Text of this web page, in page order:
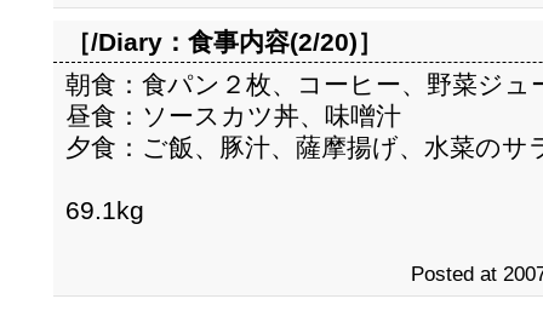
［/Diary： 食事内容(2/20)］
朝食：食パン２枚、コーヒー、野菜ジュ
昼食：ソースカツ丼、味噌汁
夕食：ご飯、豚汁、薩摩揚げ、水菜のサ
69.1kg
Posted at